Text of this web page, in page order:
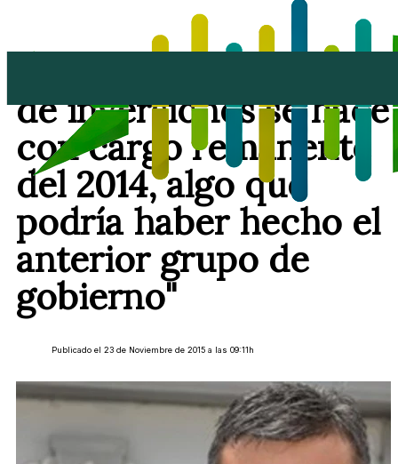
de inversiones se hace
con cargo remanente
del 2014, algo que
podría haber hecho el
anterior grupo de
gobierno"
Publicado el 23 de Noviembre de 2015 a las 09:11h